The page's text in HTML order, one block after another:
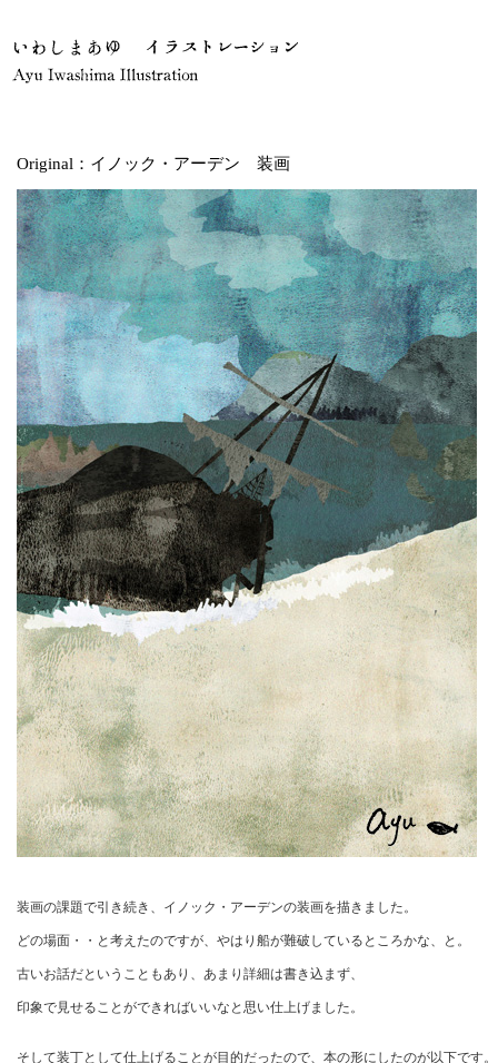
Original：イノック・アーデン 装画
装画の課題で引き続き、イノック・アーデンの装画を描きました。
どの場面・・と考えたのですが、やはり船が難破しているところかな、と。
古いお話だということもあり、あまり詳細は書き込まず、
印象で見せることができればいいなと思い仕上げました。
そして装丁として仕上げることが目的だったので、本の形にしたのが以下です。